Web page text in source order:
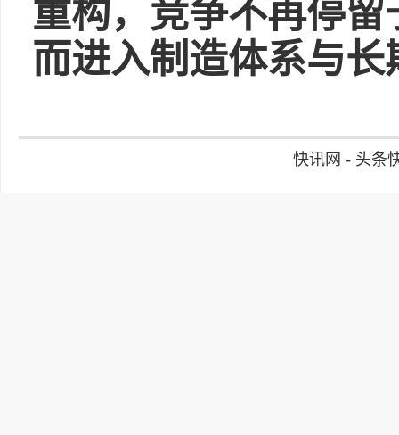
重构，竞争不再停留
而进入制造体系与
快讯网 - 头条